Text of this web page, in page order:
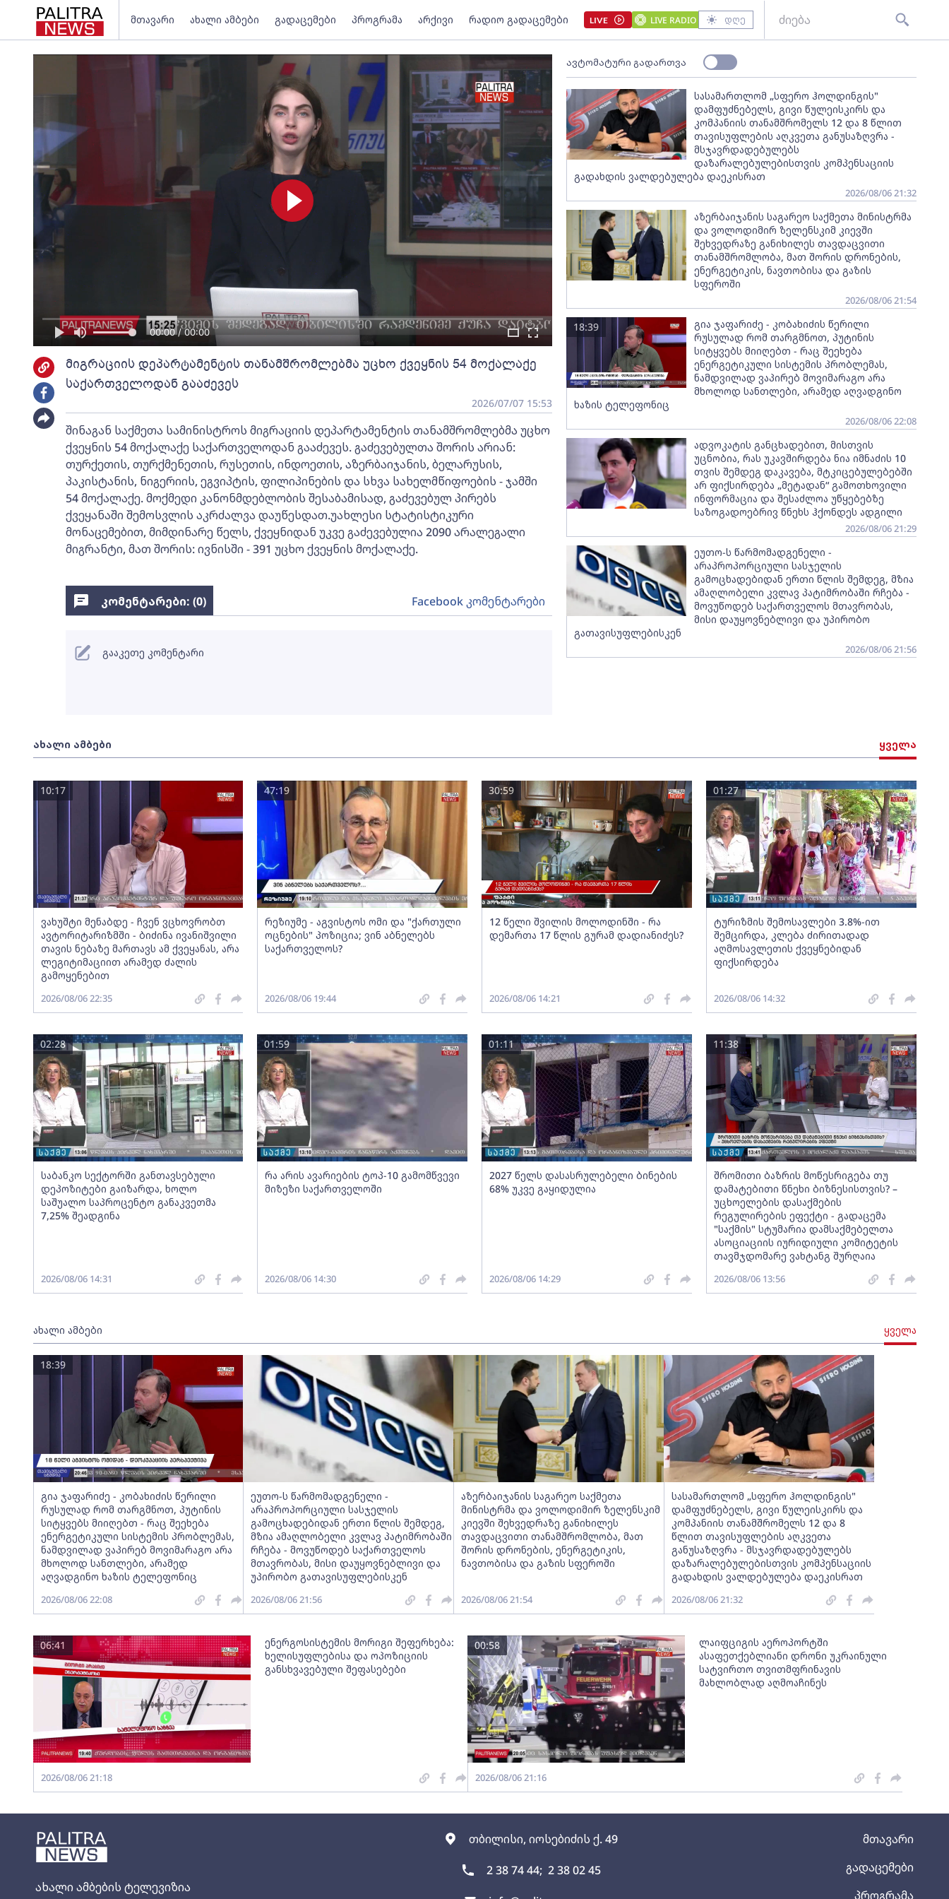
მთავარი ახალი ამბები გადაცემები პროგრამა არქივი რადიო გადაცემები LIVE LIVE RADIO დღე
ახალი ამბების ტელევიზია
თბილისი, იოსებიძის ქ. 49
2 38 74 44; 2 38 02 45
მთავარი
გადაცემები
პროგრამა
00:00 / 00:00
მიგრაციის დეპარტამენტის თანამშრომლებმა უცხო ქვეყნის 54 მოქალაქე
საქართველოდან გააძევეს
2026/07/07 15:53
შინაგან საქმეთა სამინისტროს მიგრაციის დეპარტამენტის თანამშრომლებმა უცხო
ქვეყნის 54 მოქალაქე საქართველოდან გააძევეს. გაძევებულთა შორის არიან:
თურქეთის, თურქმენეთის, რუსეთის, ინდოეთის, აზერბაიჯანის, ბელარუსის,
პაკისტანის, ნიგერიის, ეგვიპტის, ფილიპინების და სხვა სახელმწიფოების - ჯამში
54 მოქალაქე. მოქმედი კანონმდებლობის შესაბამისად, გაძევებულ პირებს
ქვეყანაში შემოსვლის აკრძალვა დაუწესდათ.უახლესი სტატისტიკური
მონაცემებით, მიმდინარე წელს, ქვეყნიდან უკვე გაძევებულია 2090 არალეგალი
მიგრანტი, მათ შორის: ივნისში - 391 უცხო ქვეყნის მოქალაქე.
ავტომატური გადართვა
სასამართლომ „სფერო ჰოლდინგის"
დამფუძნებელს, გივი წულეისკირს და
კომპანიის თანამშრომელს 12 და 8 წლით
თავისუფლების აღკვეთა განუსაზღვრა -
მსჯავრდადებულებს
დაზარალებულებისთვის კომპენსაციის
გადახდის ვალდებულება დაეკისრათ
2026/08/06 21:32
აზერბაიჯანის საგარეო საქმეთა მინისტრმა
და ვოლოდიმირ ზელენსკიმ კიევში
შეხვედრაზე განიხილეს თავდაცვითი
თანამშრომლობა, მათ შორის დრონების,
ენერგეტიკის, ნავთობისა და გაზის
სფეროში
2026/08/06 21:54
გია ჯაფარიძე - კობახიძის წერილი
რუსულად რომ თარგმნოთ, პუტინის
სიტყვებს მიიღებთ - რაც შეეხება
ენერგეტიკული სისტემის პრობლემას,
ნამდვილად ვაპირებ მოვიმარაგო არა
მხოლოდ სანთლები, არამედ აღვადგინო
ხაზის ტელეფონიც
18:39
2026/08/06 22:08
ადვოკატის განცხადებით, მისთვის
უცნობია, რას უკავშირდება ნია იმნაძის 10
თვის შემდეგ დაკავება, მტკიცებულებებში
არ ფიქსირდება „მეტადან“ გამოთხოვილი
ინფორმაცია და შესაძლოა უწყებებზე
საზოგადოებრივ წნეხს ჰქონდეს ადგილი
2026/08/06 21:29
ეუთო-ს წარმომადგენელი -
არაპროპორციული სასჯელის
გამოცხადებიდან ერთი წლის შემდეგ, მზია
ამაღლობელი კვლავ პატიმრობაში რჩება -
მოვუწოდებ საქართველოს მთავრობას,
მისი დაუყოვნებლივი და უპირობო
გათავისუფლებისკენ
2026/08/06 21:56
ახალი ამბები ყველა
ვახუშტი მენაბდე - ჩვენ ვცხოვრობთ
ავტორიტარიზმში - ბიძინა ივანიშვილი
თავის ნებაზე მართავს ამ ქვეყანას, არა
ლეგიტიმაციით არამედ ძალის
გამოყენებით
10:17
2026/08/06 22:35
რეზიუმე - აგვისტოს ომი და "ქართული
ოცნების" პოზიცია; ვინ აბნელებს
საქართველოს?
47:19
2026/08/06 19:44
12 წელი შვილის მოლოდინში - რა
დემართა 17 წლის გურამ დადიანიძეს?
30:59
2026/08/06 14:21
ტურიზმის შემოსავლები 3.8%-ით
შემცირდა, კლება ძირითადად
აღმოსავლეთის ქვეყნებიდან
ფიქსირდება
01:27
2026/08/06 14:32
საბანკო სექტორში განთავსებული
დეპოზიტები გაიზარდა, ხოლო
საშუალო საპროცენტო განაკვეთმა
7,25% შეადგინა
02:28
2026/08/06 14:31
რა არის ავარიების ტოპ-10 გამომწვევი
მიზეზი საქართველოში
01:59
2026/08/06 14:30
2027 წელს დასასრულებელი ბინების
68% უკვე გაყიდულია
01:11
2026/08/06 14:29
შრომითი ბაზრის მოწესრიგება თუ
დამატებითი წნეხი ბიზნესისთვის? –
უცხოელების დასაქმების
რეგულირების ეფექტი - გადაცემა
"საქმის" სტუმარია დამსაქმებელთა
ასოციაციის იურიდიული კომიტეტის
თავმჯდომარე ვახტანგ შურღაია
11:38
2026/08/06 13:56
ახალი ამბები ყველა
გია ჯაფარიძე - კობახიძის წერილი
რუსულად რომ თარგმნოთ, პუტინის
სიტყვებს მიიღებთ - რაც შეეხება
ენერგეტიკული სისტემის პრობლემას,
ნამდვილად ვაპირებ მოვიმარაგო არა
მხოლოდ სანთლები, არამედ
აღვადგინო ხაზის ტელეფონიც
18:39
2026/08/06 22:08
ეუთო-ს წარმომადგენელი -
არაპროპორციული სასჯელის
გამოცხადებიდან ერთი წლის შემდეგ,
მზია ამაღლობელი კვლავ პატიმრობაში
რჩება - მოვუწოდებ საქართველოს
მთავრობას, მისი დაუყოვნებლივი და
უპირობო გათავისუფლებისკენ
2026/08/06 21:56
აზერბაიჯანის საგარეო საქმეთა
მინისტრმა და ვოლოდიმირ ზელენსკიმ
კიევში შეხვედრაზე განიხილეს
თავდაცვითი თანამშრომლობა, მათ
შორის დრონების, ენერგეტიკის,
ნავთობისა და გაზის სფეროში
2026/08/06 21:54
სასამართლომ „სფერო ჰოლდინგის"
დამფუძნებელს, გივი წულეისკირს და
კომპანიის თანამშრომელს 12 და 8
წლით თავისუფლების აღკვეთა
განუსაზღვრა - მსჯავრდადებულებს
დაზარალებულებისთვის კომპენსაციის
გადახდის ვალდებულება დაეკისრათ
2026/08/06 21:32
ენერგოსისტემის მორიგი შეფერხება:
ხელისუფლებისა და ოპოზიციის
განსხვავებული შეფასებები
06:41
2026/08/06 21:18
ლაიფციგის აეროპორტში
ასაფეთქებლიანი დრონი უკრაინული
სატვირთო თვითმფრინავის
მახლობლად აღმოაჩინეს
00:58
2026/08/06 21:16
კომენტარები: (0) Facebook კომენტარები
გააკეთე კომენტარი